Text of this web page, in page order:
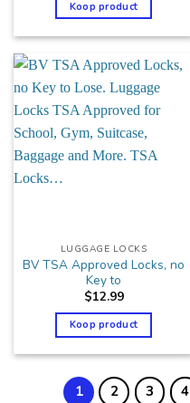
Koop product
LUGGAGE LOCKS
BV TSA Approved Locks, no
Key to
$12.99
Koop product
1 2 3 4